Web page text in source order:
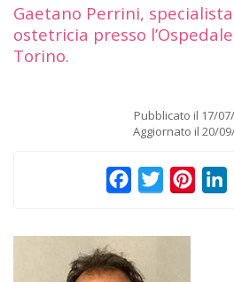
Gaetano Perrini,
ostetricia presso
Torino.
Pubblicato il 17/
Aggiornato il 20/
FacebookTwitter